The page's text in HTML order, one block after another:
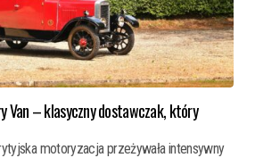
Van – klasyczny dostawczak, który
motoryzacja przeżywała intensywny